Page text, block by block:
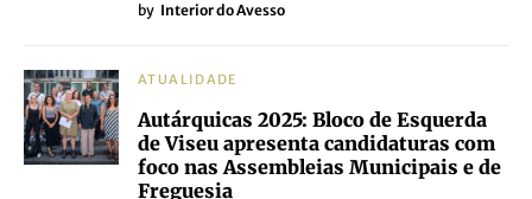
by Interior do Avesso
ATUALIDADE
Autárquicas 2025: Bloco de Esquerda
de Viseu apresenta candidaturas com
foco nas Assembleias Municipais e de
Freguesia